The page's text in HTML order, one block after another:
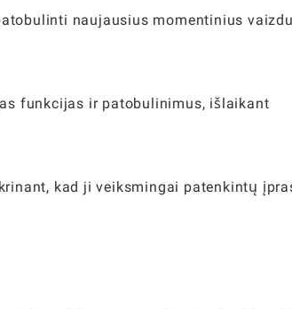
naujausius momentinius
funkcijas ir patobulinimus, išlaikant
kad ji veiksmingai patenkintų